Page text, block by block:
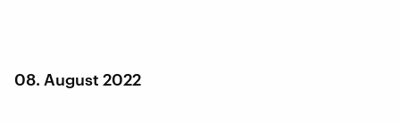
08. August 2022